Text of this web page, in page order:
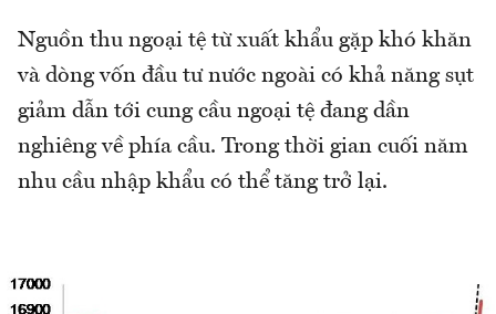
Nguồn thu ngoại tệ từ xuất khẩu gặp khó khăn
và dòng vốn đầu tư nước ngoài có khả năng sụt
giảm dẫn tới cung cầu ngoại tệ đang dần
nghiêng về phía cầu. Trong thời gian cuối năm
nhu cầu nhập khẩu có thể tăng trở lại.